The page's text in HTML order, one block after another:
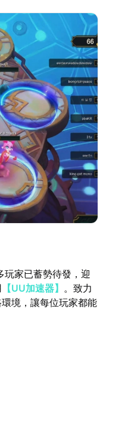
玩家已蓄勢待發，迎
【UU加速器】 。致力
境，讓每位玩家都能